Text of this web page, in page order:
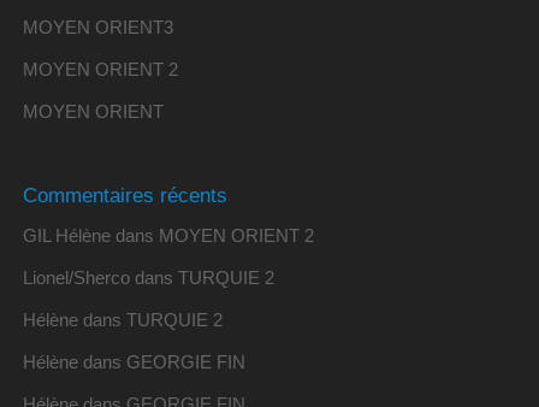
MOYEN ORIENT3
MOYEN ORIENT 2
MOYEN ORIENT
Commentaires récents
GIL Hélènedans MOYEN ORIENT 2
Lionel/Shercodans TURQUIE 2
Hélènedans TURQUIE 2
Hélènedans GEORGIE FIN